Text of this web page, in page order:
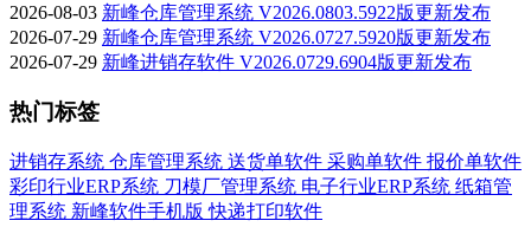
2026-08-03 新峰仓库管理系统 V2026.0803.5922版更新发布
2026-07-29 新峰仓库管理系统 V2026.0727.5920版更新发布
2026-07-29 新峰进销存软件 V2026.0729.6904版更新发布
热门标签
进销存系统 仓库管理系统 送货单软件 采购单软件 报价单软件
彩印行业ERP系统 刀模厂管理系统 电子行业ERP系统 纸箱管
理系统 新峰软件手机版快递打印软件